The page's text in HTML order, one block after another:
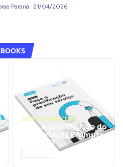
Paraná 21/04/2026
GESTÃO FINANCEIRA
Faça a precificação do
seu serviço | Prompts
ChatGPT